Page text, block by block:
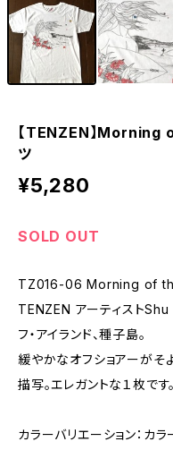
【TENZEN】
ツ
¥5,280
SOLD OUT
TZ016-06 Morning of
TENZEN アーティスト
フ・アイランド、種子島。
緩やかなオフショアーがそ
描写。エレガントな１枚です。
カラーバリエーション：カラ